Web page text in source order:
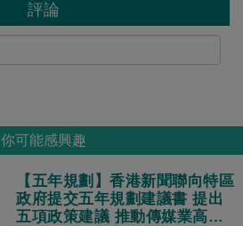
評論
你可能感興趣
【五年規劃】香港新聞聯向特區
政府提交五年規劃建議書 提出
五項政策建議 推動傳媒業高質